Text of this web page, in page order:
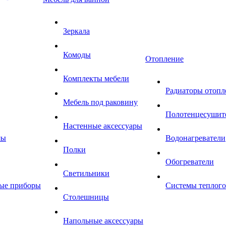
приборы
Зеркала
Комоды
Комплекты мебели
Мебель под раковину
Настенные аксессуары
Полки
Светильники
Столешницы
Напольные аксессуары
Отопление
Радиаторы
Водонагреватели
Обогреватели
Системы